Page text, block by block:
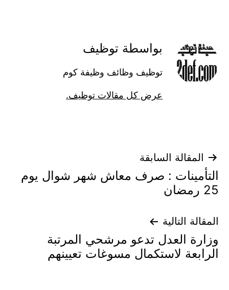
بواسطة توظيف
توظيف وظائف وظيفة كوم
عرض كل مقالات توظيف.
تصفّح
المقالات
المقالة السابقة
التأمينات : صرف معاش شهر شوال يوم
25 رمضان
المقالة التالية
وزارة العدل تدعو مرشحي المرتبة
الرابعة لاستكمال مسوغات تعيينهم